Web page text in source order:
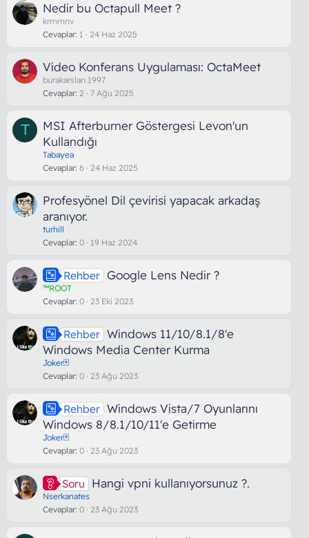
Nedir bu Octapull Meet ?
krmmnv
Cevaplar 1 24 Haz 2025
Video Konferans Uygulaması: OctaMeet
burakarslan.1997
Cevaplar 2 7 Ağu 2025
T
MSI Afterburner Göstergesi Levon'un
Kullandığı
Tabayea
Cevaplar 6 24 Haz 2025
Profesyönel Dil çevirisi yapacak arkadaş
aranıyor.
turhill
Cevaplar 0 19 Haz 2024
Rehber Google Lens Nedir ?
™ROOT
Cevaplar 0 23 Eki 2023
Rehber Windows 11/10/8.1/8'e
Windows Media Center Kurma
Joker🃏
Cevaplar 0 23 Ağu 2023
Rehber Windows Vista/7 Oyunlarını
Windows 8/8.1/10/11'e Getirme
Joker🃏
Cevaplar 0 23 Ağu 2023
Soru Hangi vpni kullanıyorsunuz ?.
Nserkanates
Cevaplar 0 23 Ağu 2023